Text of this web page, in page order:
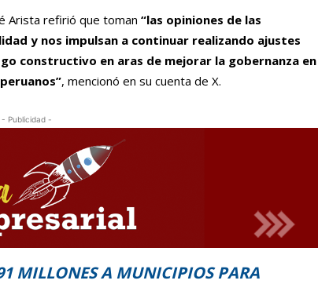
Arista refirió que toman “las opiniones de las
y nos impulsan a continuar realizando ajustes
constructivo en aras de mejorar la gobernanza en
, mencionó en su cuenta de X.
- Publicidad -
MILLONES A MUNICIPIOS PARA